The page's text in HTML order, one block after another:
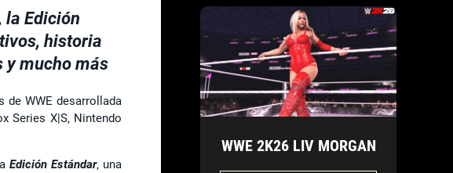
la Edición
historia
y mucho más
de WWE desarrollada
Series X|S, Nintendo
Edición Estándar, una
WWE 2K26 LIV MORGAN